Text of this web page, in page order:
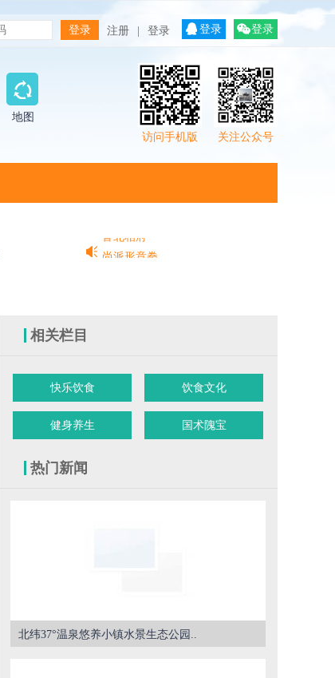
注册 登录 登录 登录
地图
关注公众号
访问手机版
尚派形意拳
相关栏目
快乐饮食 饮食文化
健身养生 国术隗宝
热门新闻
北纬37°温泉悠养小镇水景生态公园..